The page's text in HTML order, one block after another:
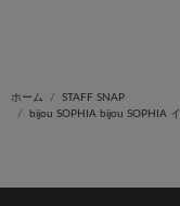
ホーム
STAFF SNAP
bijou SOPHIA bijou SOPHIA